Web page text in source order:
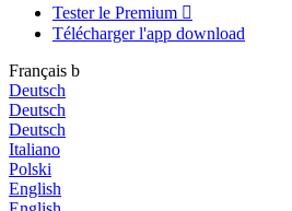
Tester le Premium 
Télécharger l'app download
Français b
Deutsch
Deutsch
Deutsch
Italiano
Polski
English